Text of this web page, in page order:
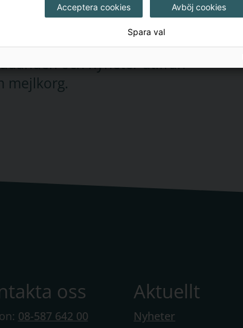
och nyheter utifrån
mejlkorg.
oss
08-587 642 00
Aktuellt
Nyheter
Acceptera cookies Avböj cookies
Spara val